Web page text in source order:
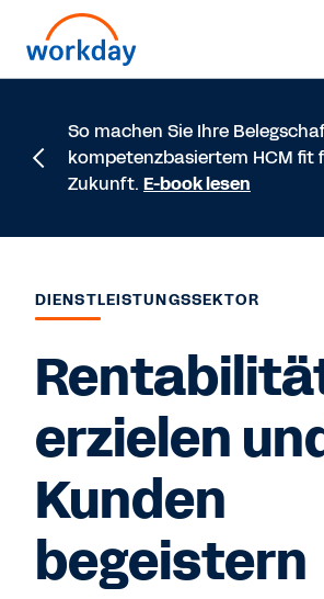
So machen Sie Ihre
kompetenzbasiertem HCM fit
Zukunft. E-book lesen
DIENSTLEISTUNGSSEKTOR
erzielen
Kunden
begeistern